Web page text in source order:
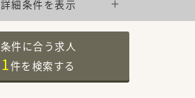
詳細条件を表示
条件に合う求人
1件を検索する